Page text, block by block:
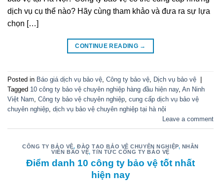
dịch vụ cụ thể nào? Hãy cùng tham khảo và đưa ra sự lựa
chọn […]
CONTINUE READING →
Posted in Báo giá dịch vụ bảo vệ Công ty bảo vệ Dịch vụ bảo vệ
Tagged 10 công ty bảo vệ chuyên nghiệp hàng đầu hiện nay, An Ninh
Việt Nam Công ty bảo vệ chuyên nghiệp cung cấp dịch vụ bảo vệ
chuyên nghiệp dịch vụ bảo vệ chuyên nghiệp tại hà nội
Leave a comment
CÔNG TY BẢO VỆ, ĐÀO TẠO BẢO VỆ CHUYÊN NGHIỆP, NHÂN
VIÊN BẢO VỆ,TIN TỨC CÔNG TY BẢO VỆ
Điểm danh 10 công ty bảo vệ tốt nhất
hiện nay